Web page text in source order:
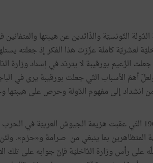
التّونسيّة والذّائدين عن هيبتها
لعشريّة كاملة عزّزت هذا الفكر إذ جعلته
الزّعيم بورقيبة لا يتردّد في إسناد وزارة
غداة وفاة الطيّب المهيري في 29/ 6/ 1965. ولعلّ أهمّ الأسباب التّي جعلت
انشداد إلى مفهوم الدّولة وحرص على هيبتها
وقد واجه الباجي وهو وزير للدّاخليّة أحداث جوان 1967 التّي عقبت هزيمة
المتظاهرين بما ينبغي من صرامة و«حزم».
رأس وزارة الدّاخليّة فإنّ جوابه على تلك